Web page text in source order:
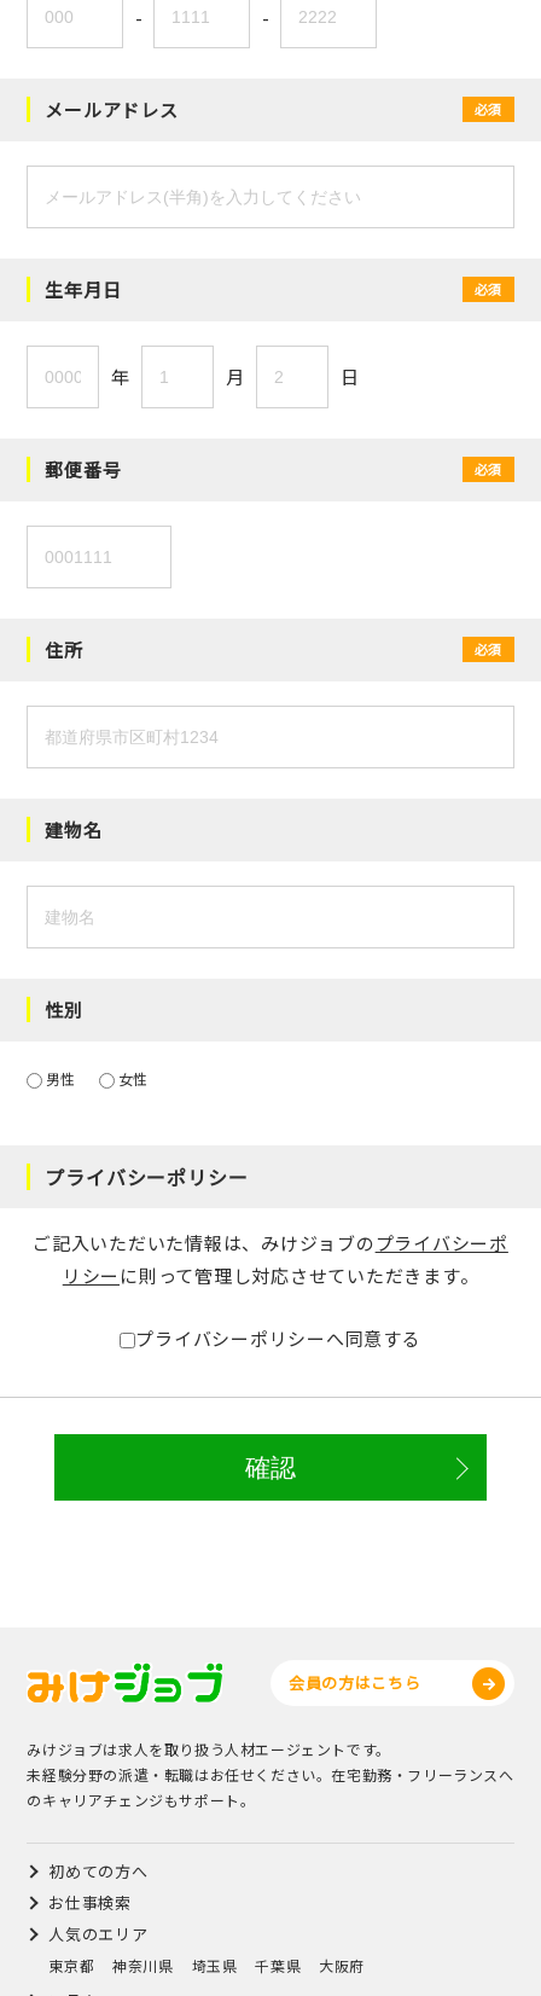
- -
メールアドレス 必須
生年月日 必須
年 月 日
郵便番号 必須
住所 必須
建物名
性別
男性 女性
プライバシーポリシー
ご記入いただいた情報は、みけジョブのプライバシーポ
リシー に則って管理し対応させていただきます。
プライバシーポリシーへ同意する
会員の方はこちら
みけジョブは求人を取り扱う人材エージェントです。
未経験分野の派遣・転職はお任せください。在宅勤務・フリーランスへ
のキャリアチェンジもサポート。
初めての方へ
お仕事検索
人気のエリア
東京都 神奈川県 埼玉県 千葉県 大阪府